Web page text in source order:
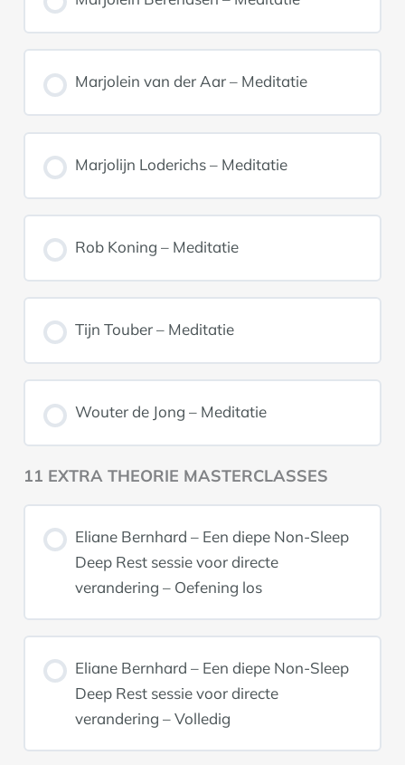
Marjolein van der Aar – Meditatie
Marjolijn Loderichs – Meditatie
Rob Koning – Meditatie
Tijn Touber – Meditatie
Wouter de Jong – Meditatie
11 EXTRA THEORIE MASTERCLASSES
Eliane Bernhard – Een diepe Non-Sleep
Deep Rest sessie voor directe
verandering – Oefening los
Eliane Bernhard – Een diepe Non-Sleep
Deep Rest sessie voor directe
verandering – Volledig